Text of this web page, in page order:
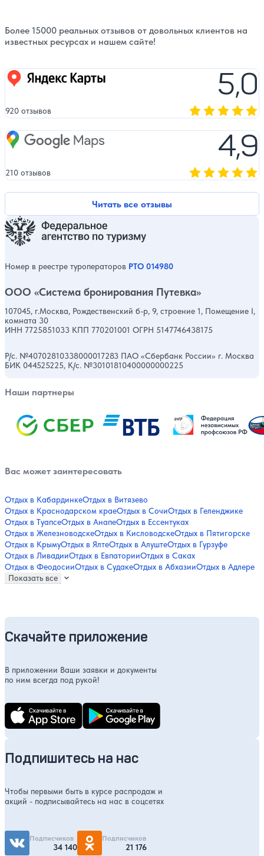
Более 15000 реальных отзывов от довольных клиентов на
известных ресурсах и нашем сайте!
Читать все отзывы
Яндекс карты 5,0
920 отзывов
Google Maps 4,9
210 отзывов
Номер в реестре туроператоров РТО 014980
ООО «Система бронирования Путевка»
107045, г.Москва, Рождественский б-р, 9, строение 1, Помещение I,
комната 30
ИНН 7725851033 КПП 770201001 ОГРН 5147746438175
Р/с. №40702810338000017283 ПАО «Сбербанк России» г. Москва
БИК 044525225, К/с. №30101810400000000225
Наши партнеры
Вас может заинтересовать
Отдых в КабардинкеОтдых в Витязево
Отдых в Краснодарском краеОтдых в СочиОтдых в Геленджике
Отдых в ТуапсеОтдых в АнапеОтдых в Ессентуках
Отдых в ЖелезноводскеОтдых в КисловодскеОтдых в Пятигорске
Отдых в КрымуОтдых в ЯлтеОтдых в АлуштеОтдых в Гурзуфе
Отдых в ЛивадииОтдых в ЕвпаторииОтдых в Саках
Отдых в ФеодосииОтдых в СудакеОтдых в АбхазииОтдых в Адлере
Показать все
Скачайте приложение
В приложении Ваши заявки и документы
по ним всегда под рукой!
Подпишитесь на нас
Чтобы первыми быть в курсе распродаж и
акций - подписывайтесь на нас в соцсетях
Подписчиков
34 140
Подписчиков
21 176